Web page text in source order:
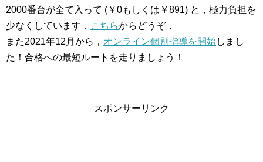
2000番台が全て入って (￥0もしくは￥891) と，極力負担を
少なくしています． こちらからどうぞ．
また2021年12月から， オンライン個別指導を開始しまし
た！合格への最短ルートを走りましょう！
スポンサーリンク